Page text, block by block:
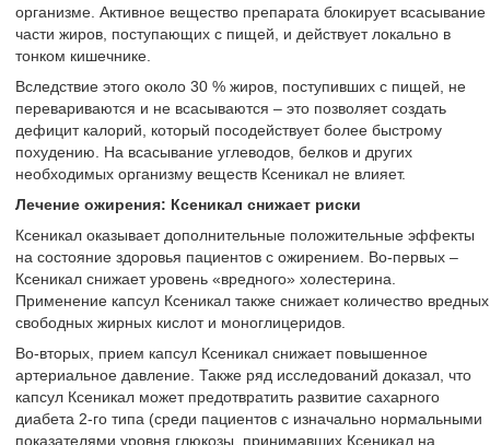
организме. Активное вещество препарата блокирует всасывание
части жиров, поступающих с пищей, и действует локально в
тонком кишечнике.
Вследствие этого около 30 % жиров, поступивших с пищей, не
перевариваются и не всасываются – это позволяет создать
дефицит калорий, который посодействует более быстрому
похудению. На всасывание углеводов, белков и других
необходимых организму веществ Ксеникал не влияет.
Лечение ожирения: Ксеникал снижает риски
Ксеникал оказывает дополнительные положительные эффекты
на состояние здоровья пациентов с ожирением. Во-первых –
Ксеникал снижает уровень «вредного» холестерина.
Применение капсул Ксеникал также снижает количество вредных
свободных жирных кислот и моноглицеридов.
Во-вторых, прием капсул Ксеникал снижает повышенное
артериальное давление. Также ряд исследований доказал, что
капсул Ксеникал может предотвратить развитие сахарного
диабета 2-го типа (среди пациентов с изначально нормальными
показателями уровня глюкозы, принимавших Ксеникал на